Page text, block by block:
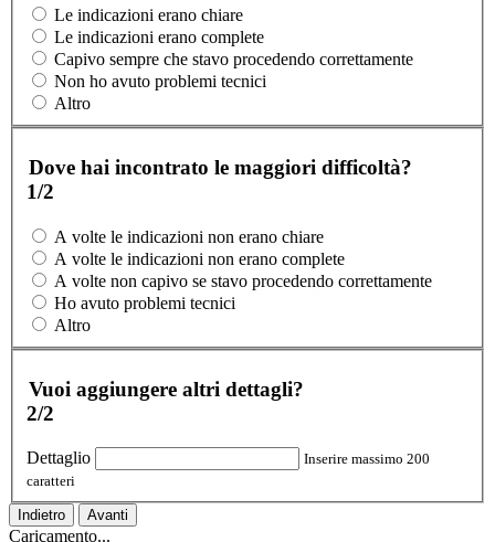
Le indicazioni erano chiare
Le indicazioni erano complete
Capivo sempre che stavo procedendo correttamente
Non ho avuto problemi tecnici
Altro
Dove hai incontrato le maggiori difficoltà?
1/2
A volte le indicazioni non erano chiare
A volte le indicazioni non erano complete
A volte non capivo se stavo procedendo correttamente
Ho avuto problemi tecnici
Altro
Vuoi aggiungere altri dettagli?
2/2
Dettaglio
Inserire massimo 200
caratteri
Indietro Avanti
Caricamento...